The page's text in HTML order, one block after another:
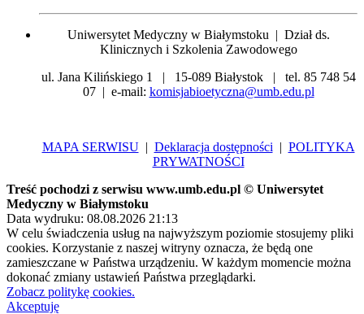
Uniwersytet Medyczny w Białymstoku | Dział ds.
Klinicznych i Szkolenia Zawodowego
ul. Jana Kilińskiego 1 | 15-089 Białystok | tel. 85 748 54
07 | e-mail: komisjabioetyczna@umb.edu.pl
MAPA SERWISU| Deklaracja dostępności | POLITYKA
PRYWATNOŚCI
Treść pochodzi z serwisu www.umb.edu.pl © Uniwersytet
Medyczny w Białymstoku
Data wydruku: 08.08.2026 21:13
W celu świadczenia usług na najwyższym poziomie stosujemy pliki
cookies. Korzystanie z naszej witryny oznacza, że będą one
zamieszczane w Państwa urządzeniu. W każdym momencie można
dokonać zmiany ustawień Państwa przeglądarki.
Zobacz politykę cookies.
Akceptuję